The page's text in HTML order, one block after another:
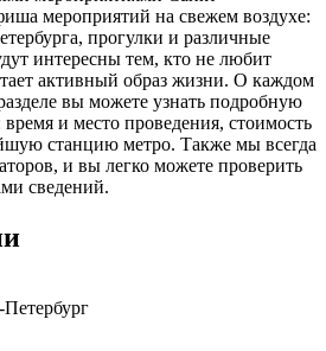
мероприятий на свежем воздухе:
прогулки и различные
интересны тем, кто не любит
активный образ жизни. О каждом
вы можете узнать подробную
и место проведения, стоимость
станцию метро. Также мы всегда
и вы легко можете проверить
сведений.